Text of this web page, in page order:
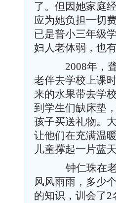
了。但因她家庭
应为她负担一切
已是普小三年级
妇人老体弱，也
2008年，
老伴去学校上课
来的水果带去学
到学生们缺床垫
孩子买送礼物。
让他们在充满温
儿童撑起一片蓝天
钟仁珠在老
风风雨雨，多少
的知识，训会了2